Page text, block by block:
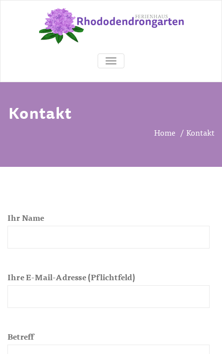
SCHALTE NAVIGATION
Kontakt
Home /Kontakt
Ihr Name
Ihre E-Mail-Adresse (Pflichtfeld)
Betreff